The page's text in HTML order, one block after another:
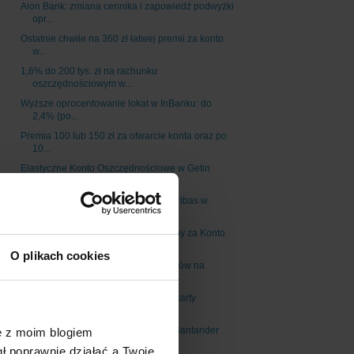
O plikach cookies
z moim blogiem
działać a Twoje
Aion Bank: zmiana cennika i zapowiedź podwyżki
opr...
Ostatnie chwile na 360 zł łatwej premii za konto
w...
1,6% do 200 tys. zł na rachunku
oszczędnościowym w...
Wyższe oprocentowanie lokat w InBanku: do
2,4% (po...
Premia 100 lub 150 zł za otwarcie konta oraz po
10...
Elastyczne Konto Oszczędnościowe w Getin
500 zł do Allegro za konto w BNP Paribas w
Łatwa premia 200 zł + 50 zł na zakupy za Konto
1,5% do 100 tys. zł dla nowych środków na
koncie o...
300 zł do Allegro za przetestowanie karty
Złap 200 zł za kartę Visa Comfort w Santander